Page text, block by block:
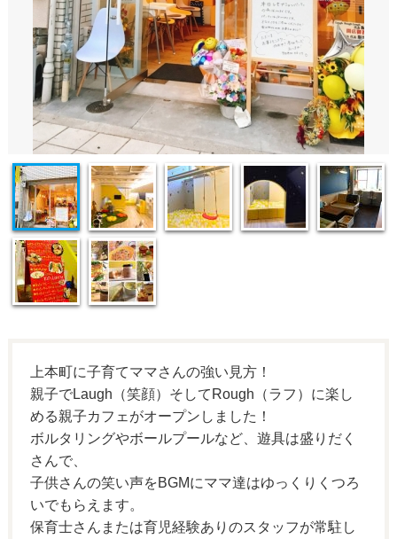
上本町に子育てママさんの強い見方！
親子でLaugh（笑顔）そしてRough（ラフ）に楽し
める親子カフェがオープンしました！
ボルタリングやボールプールなど、遊具は盛りだく
さんで、
子供さんの笑い声をBGMにママ達はゆっくりくつろ
いでもらえます。
保育士さんまたは育児経験ありのスタッフが常駐し